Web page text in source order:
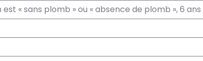
est « sans plomb » ou « absence de plomb », 6